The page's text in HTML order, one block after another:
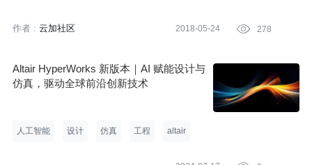
亮正式发布腾讯云智能物联解决方案。通过云计算、大数据、人工
智能、物联网以及腾讯生态能力的深度整合，用科技赋能智能商
联的智能生活。
作者 : 云加社区 2018-05-24  278
Altair HyperWorks 新版本｜AI 赋能设计与
仿真，驱动全球前沿创新技术
人工智能 设计 仿真 工程 altair